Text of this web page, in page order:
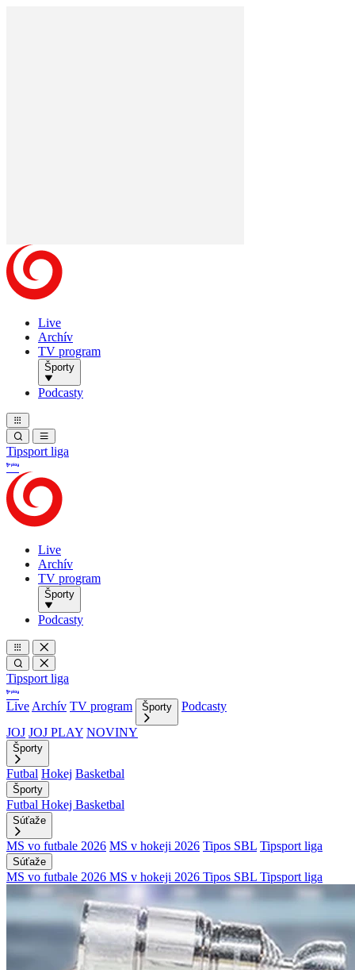
Live
Archív
TV program
Športy
Podcasty
Tipsport liga
Live
Archív
TV program
Športy
Podcasty
Tipsport liga
Live Archív TV program Športy
Podcasty
JOJ JOJ PLAY NOVINY
Športy
Futbal Hokej Basketbal
Športy
Futbal Hokej Basketbal
Súťaže
MS vo futbale 2026 MS v hokeji 2026 Tipos SBL Tipsport liga
Súťaže
MS vo futbale 2026 MS v hokeji 2026 Tipos SBL Tipsport liga